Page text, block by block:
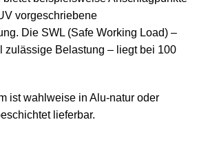
vorgeschriebene
Die SWL (Safe Working Load) –
zulässige Belastung – liegt bei 100
ist wahlweise in Alu-natur oder
lieferbar.